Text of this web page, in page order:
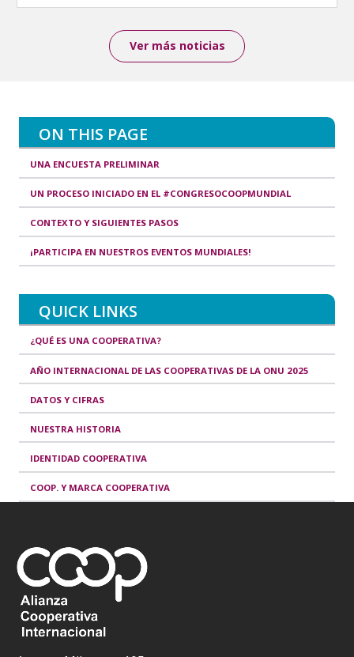
Ver más noticias
ON THIS PAGE
UNA ENCUESTA PRELIMINAR
UN PROCESO INICIADO EN EL #CONGRESOCOOPMUNDIAL
CONTEXTO Y SIGUIENTES PASOS
¡PARTICIPA EN NUESTROS EVENTOS MUNDIALES!
QUICK LINKS
¿QUÉ ES UNA COOPERATIVA?
AÑO INTERNACIONAL DE LAS COOPERATIVAS DE LA ONU 2025
DATOS Y CIFRAS
NUESTRA HISTORIA
IDENTIDAD COOPERATIVA
COOP. Y MARCA COOPERATIVA